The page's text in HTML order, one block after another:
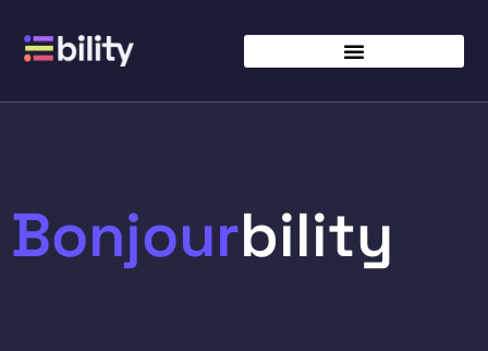
Bonjourbility